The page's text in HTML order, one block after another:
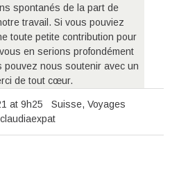
spontanés de la part de
travail. Si vous pouviez
toute petite contribution pour
en serions profondément
pouvez nous soutenir avec un
de tout cœur.
at 9h25 Suisse,Voyages
claudiaexpat